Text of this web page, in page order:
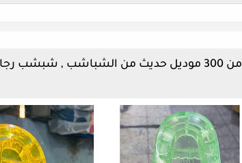
مصنع شباشب صور واسعار اكتر من 300 موديل حديث من الشباشب , شبشب